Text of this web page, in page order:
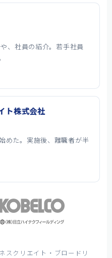
、社員の紹介。若手社員
ト株式会社
めた。実施後、離職者が半
スクリエイト・ブロードリ